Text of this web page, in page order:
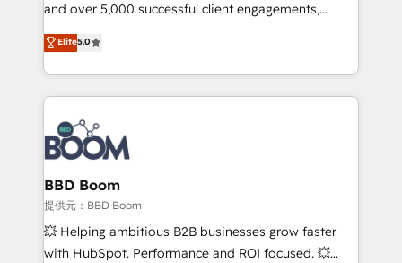
opportunités d'affaires ➤ La mise en place de
stratégies d'acquisition marketing (SEO, SEA,
inbound, automatisation marketing, ABM, IA,
emailing) Informations clés : - 10 ans d'expérience -
100+ intégrations CRM HubSpot réussies - 40
experts conseil - 150 certifications HubSpot
cumulées
and over 5,000 successful client engagements,
Vonazon turns marketing complexity into
measurable, scalable growth. From onboarding to
enterprise-grade campaigns, our in-house team
builds scalable strategies that drive long-term
revenue. ⚙️ HubSpot Integration & Optimization •
Seamless CRM, CMS, and automation setup •
Complex platform migrations and data cleanups •
Custom APIs and third-party integrations 📈 End-to-
End Revenue Acceleration • Lifecycle marketing and
pipeline growth programs • Sales enablement tools
and CRM optimization • Retention strategies with
Elite5.0
BBD Boom
提供元：BBD Boom
💥 Helping ambitious B2B businesses grow faster
with HubSpot. Performance and ROI focused. 💥